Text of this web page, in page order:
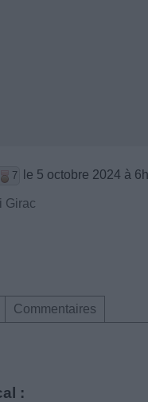
7 le 5 octobre 2024 à
Girac
Commentaires
: